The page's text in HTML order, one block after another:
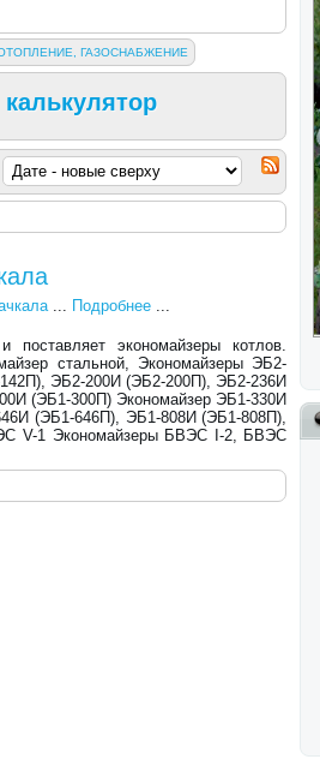
ГАЗОСНАБЖЕНИЕ
... Подробнее ...
экономайзеры котлов.
стальной, Экономайзеры ЭБ2-
ЭБ2-200И (ЭБ2-200П), ЭБ2-236И
(ЭБ1-300П) Экономайзер ЭБ1-330И
(ЭБ1-646П), ЭБ1-808И (ЭБ1-808П),
V-1 Экономайзеры БВЭС I-2, БВЭС